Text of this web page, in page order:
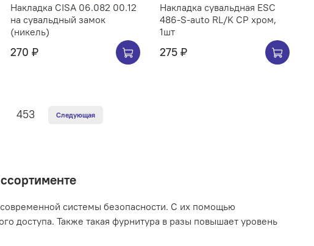
Накладка CISA 06.082 00.12
на сувальдный замок
(никель)
270 ₽
Накладка сувальдная ESC
486-S-auto RL/K CP хром,
1шт
275 ₽
453 Следующая
системы безопасности. С их помощью
доступа. Также такая фурнитура в разы повышает уровень